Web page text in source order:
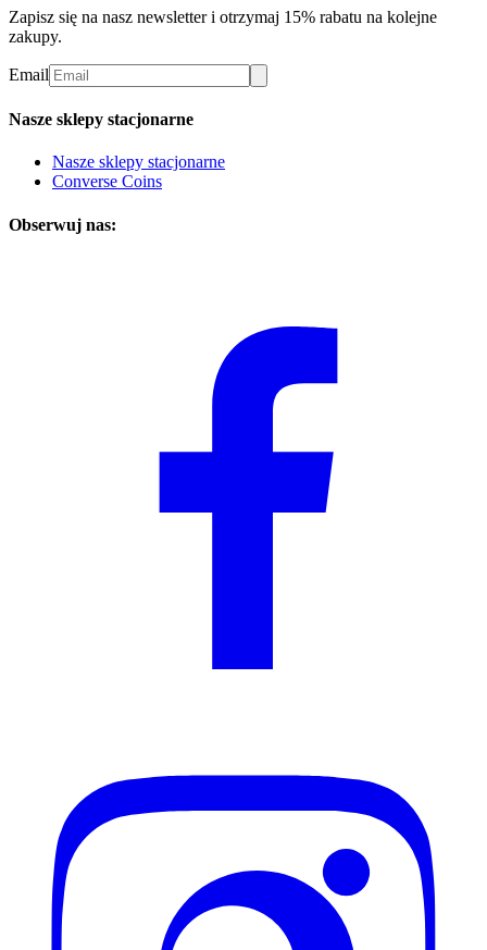
Zapisz się na nasz newsletter i otrzymaj 15% rabatu na kolejne
zakupy.
Email
Nasze sklepy stacjonarne
Nasze sklepy stacjonarne
Converse Coins
Obserwuj nas: